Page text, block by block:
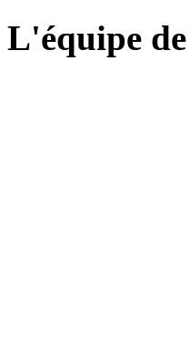
L'équipe